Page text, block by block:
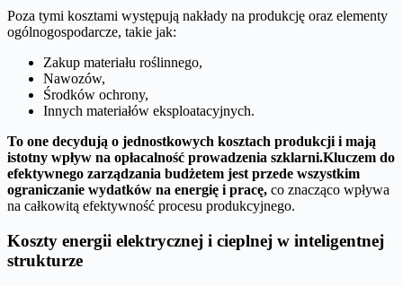
Poza tymi kosztami występują nakłady na produkcję oraz elementy
ogólnogospodarcze, takie jak:
Zakup materiału roślinnego,
Nawozów,
Środków ochrony,
Innych materiałów eksploatacyjnych.
To one decydują o jednostkowych kosztach produkcji i mają
istotny wpływ na opłacalność prowadzenia szklarni.Kluczem do
efektywnego zarządzania budżetem jest przede wszystkim
ograniczanie wydatków na energię i pracę, co znacząco wpływa
na całkowitą efektywność procesu produkcyjnego.
Koszty energii elektrycznej i cieplnej w inteligentnej
strukturze